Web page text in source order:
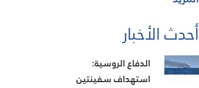
أحدث الأخبار
الدفاع الروسية:
استهداف سفينتين